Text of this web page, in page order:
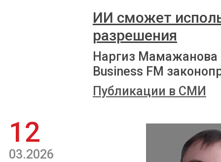
ИИ сможет
разрешения
Наргиз Мамажанова
Business FM
Публикации в СМИ
12
03.2026